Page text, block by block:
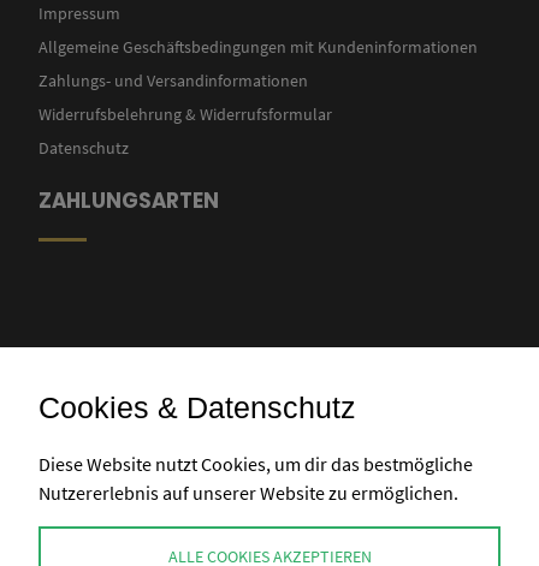
Impressum
Allgemeine Geschäftsbedingungen mit Kundeninformationen
Zahlungs- und Versandinformationen
Widerrufsbelehrung & Widerrufsformular
Datenschutz
ZAHLUNGSARTEN
Cookies & Datenschutz
Diese Website nutzt Cookies, um dir das bestmögliche
Nutzererlebnis auf unserer Website zu ermöglichen.
ALLE COOKIES AKZEPTIEREN